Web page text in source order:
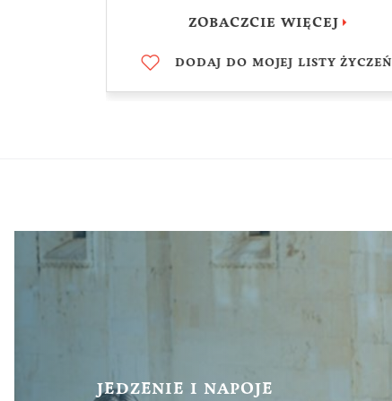
ZOBACZCIE WIĘCEJ
DODAJ DO MOJEJ LISTY ŻYCZEŃ
JEDZENIE I NAPOJE